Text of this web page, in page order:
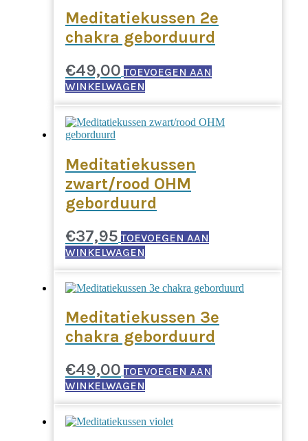
Meditatiekussen 2e
chakra geborduurd
€49,00 TOEVOEGEN AAN
WINKELWAGEN
Meditatiekussen
zwart/rood OHM
geborduurd
€37,95 TOEVOEGEN AAN
WINKELWAGEN
Meditatiekussen 3e
chakra geborduurd
€49,00 TOEVOEGEN AAN
WINKELWAGEN